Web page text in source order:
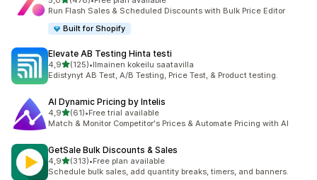
478 arvostelua yhteensä
Run Flash Sales & Scheduled Discounts with Bulk Price Editor
Built for Shopify
Elevate AB Testing Hinta testi
4,9/ 5 tähteä
(125)
125 arvostelua yhteensä
•Ilmainen kokeilu saatavilla
Edistynyt AB Test, A/B Testing, Price Test, & Product testing.
AI Dynamic Pricing by Intelis
4,9/ 5 tähteä
(61)
61 arvostelua yhteensä
•Free trial available
Match & Monitor Competitor's Prices & Automate Pricing with AI
GetSale Bulk Discounts & Sales
4,9/ 5 tähteä
(313)
313 arvostelua yhteensä
•Free plan available
Schedule bulk sales, add quantity breaks, timers, and banners.